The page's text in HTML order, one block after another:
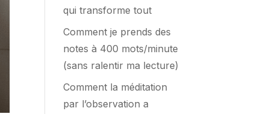
qui transforme tout
Comment je prends des
notes à 400 mots/minute
(sans ralentir ma lecture)
Comment la méditation
par l’observation a